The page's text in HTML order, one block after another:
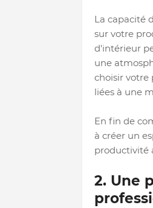
La capacité
sur votre
d'intérieur
une
choisir votre
liées à une
En fin de
à créer un
productivité
2. Une